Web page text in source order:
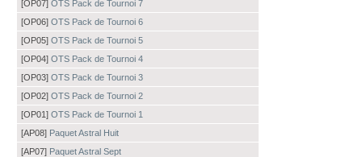
[OP07] OTS Pack de Tournoi 7
[OP06] OTS Pack de Tournoi 6
[OP05] OTS Pack de Tournoi 5
[OP04] OTS Pack de Tournoi 4
[OP03] OTS Pack de Tournoi 3
[OP02] OTS Pack de Tournoi 2
[OP01] OTS Pack de Tournoi 1
[AP08] Paquet Astral Huit
[AP07] Paquet Astral Sept